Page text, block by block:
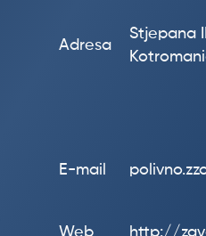
Adresa
Stjepana
E-mail
Web http://